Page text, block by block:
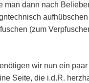
man dann nach
(zum
wir nun ein
Seite, die i.d.R.